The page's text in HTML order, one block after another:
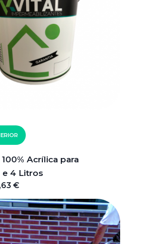
Acrílica para
e 4 Litros
€